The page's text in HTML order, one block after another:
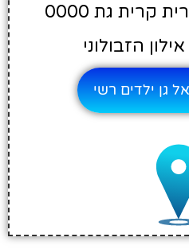
גת 0000
הזבולוני
גן ילדים רשי